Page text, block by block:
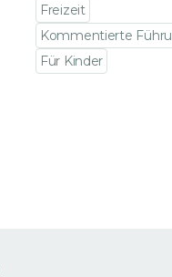
Freizeit
Kommentierte
Für Kinder